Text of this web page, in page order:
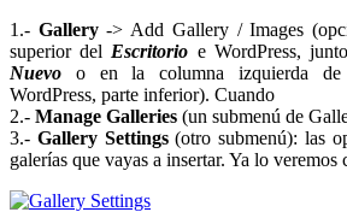
1.- Gallery-> Add Gallery / Images
superior del Escritorio e WordPress,
Nuevo o en la columna izquierda de
WordPress, parte inferior). Cuando
2.- Manage Galleries (un submenú de
3.- Gallery Settings(otro submenú): las
galerías que vayas a insertar. Ya lo